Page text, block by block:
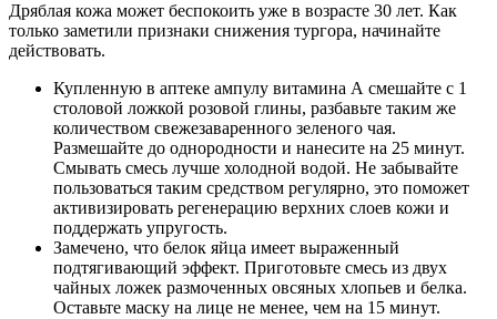
Дряблая кожа может беспокоить уже в возрасте 30 лет. Как
только заметили признаки снижения тургора, начинайте
действовать.
Купленную в аптеке ампулу витамина А смешайте с 1
столовой ложкой розовой глины, разбавьте таким же
количеством свежезаваренного зеленого чая.
Размешайте до однородности и нанесите на 25 минут.
Смывать смесь лучше холодной водой. Не забывайте
пользоваться таким средством регулярно, это поможет
активизировать регенерацию верхних слоев кожи и
поддержать упругость.
Замечено, что белок яйца имеет выраженный
подтягивающий эффект. Приготовьте смесь из двух
чайных ложек размоченных овсяных хлопьев и белка.
Оставьте маску на лице не менее, чем на 15 минут.